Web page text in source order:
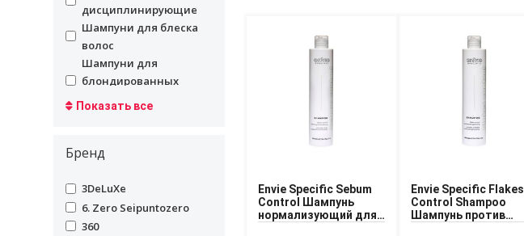
дисциплинирующие
undefined
Шампуни для блеска
волос
undefined
Шампуни для
блондированных
волос
Показать все
Бренд
undefined
3DeLuXe
undefined
6. Zero Seipuntozero
undefined
360
Envie Specific Sebum
Control Шампунь
нормализующий для
Envie Specific Flakes
Control Shampoo
Шампунь против
Страницы